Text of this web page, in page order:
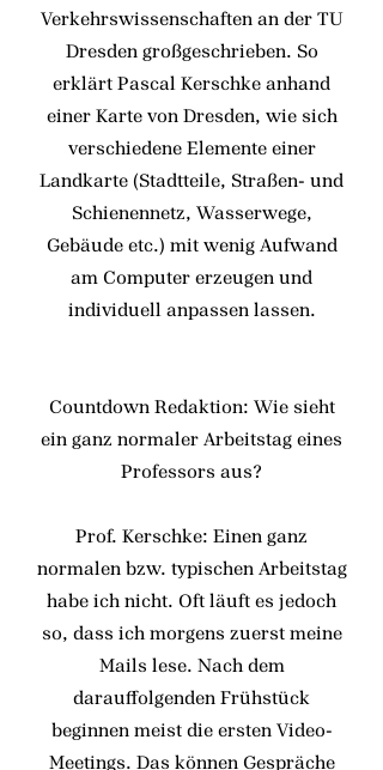
Verkehrswissenschaften an der TU
Dresden großgeschrieben. So
erklärt Pascal Kerschke anhand
einer Karte von Dresden, wie sich
verschiedene Elemente einer
Landkarte (Stadtteile, Straßen- und
Schienennetz, Wasserwege,
Gebäude etc.) mit wenig Aufwand
am Computer erzeugen und
individuell anpassen lassen.
Countdown Redaktion: Wie sieht
ein ganz normaler Arbeitstag eines
Professors aus?
Prof. Kerschke: Einen ganz
normalen bzw. typischen Arbeitstag
habe ich nicht. Oft läuft es jedoch
so, dass ich morgens zuerst meine
Mails lese. Nach dem
darauffolgenden Frühstück
beginnen meist die ersten Video-
Meetings. Das können Gespräche